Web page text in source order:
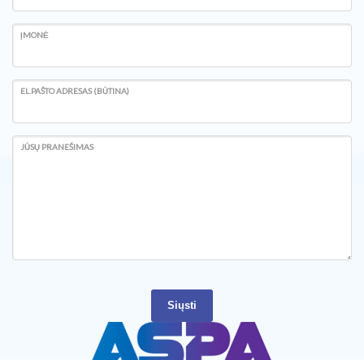
ĮMONĖ
EL.PAŠTO ADRESAS (BŪTINA)
JŪSŲ PRANEŠIMAS
Siųsti